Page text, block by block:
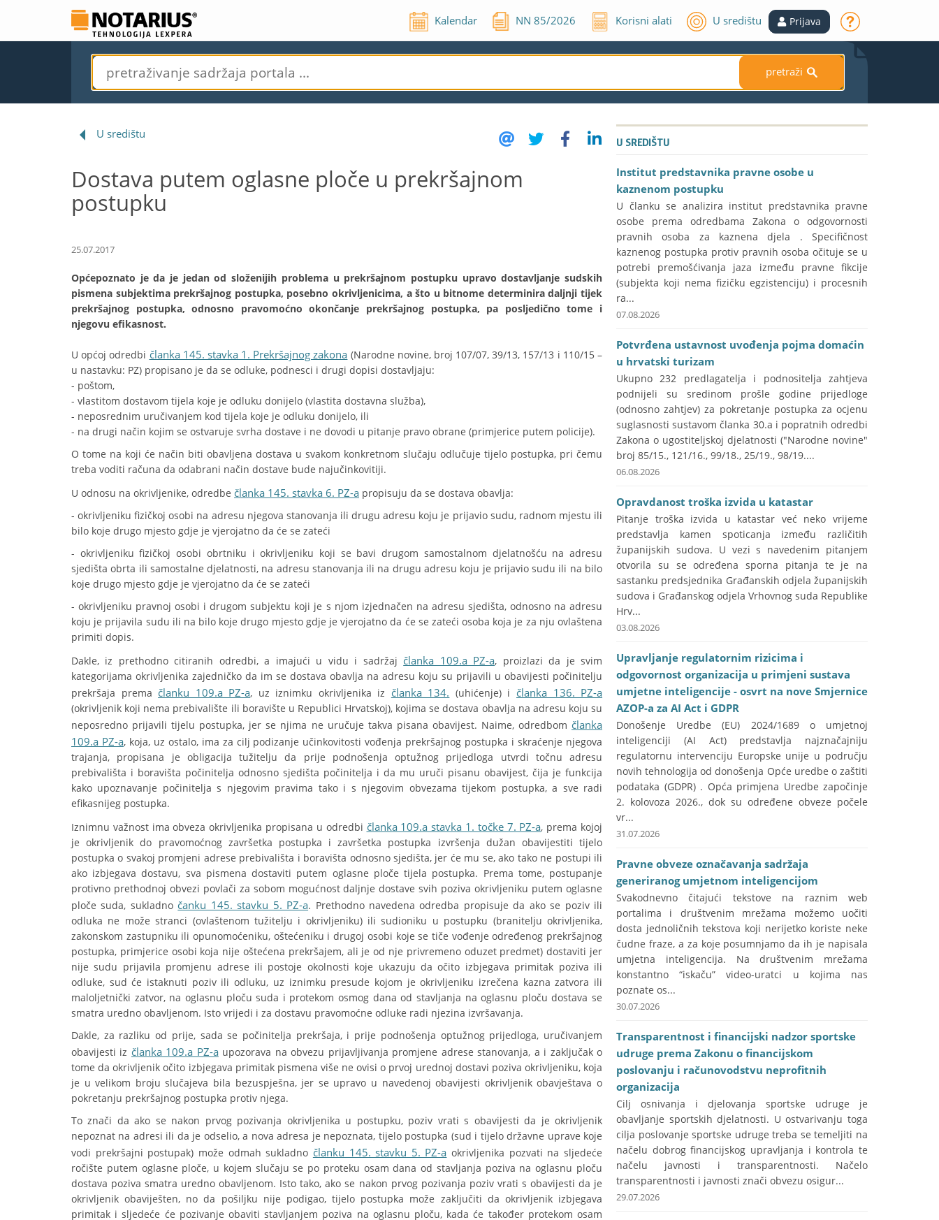
Kalendar NN85/2026 Korisni alati U središtu Prijava
pretraži S
U središtu
Dostava putem oglasne ploče u prekršajnom
postupku
25.07.2017
Općepoznato je da je jedan od složenijih problema u prekršajnom postupku upravo dostavljanje sudskih
pismena subjektima prekršajnog postupka, posebno okrivljenicima, a što u bitnome determinira daljnji tijek
prekršajnog postupka, odnosno pravomoćno okončanje prekršajnog postupka, pa posljedično tome i
njegovu efikasnost.
U općoj odredbi članka 145. stavka 1. Prekršajnog zakona (Narodne novine, broj 107/07, 39/13, 157/13 i 110/15 –
u nastavku: PZ) propisano je da se odluke, podnesci i drugi dopisi dostavljaju:
- poštom,
- vlastitom dostavom tijela koje je odluku donijelo (vlastita dostavna služba),
- neposrednim uručivanjem kod tijela koje je odluku donijelo, ili
- na drugi način kojim se ostvaruje svrha dostave i ne dovodi u pitanje pravo obrane (primjerice putem policije).
O tome na koji će način biti obavljena dostava u svakom konkretnom slučaju odlučuje tijelo postupka, pri čemu
treba voditi računa da odabrani način dostave bude najučinkovitiji.
U odnosu na okrivljenike, odredbe članka 145. stavka 6. PZ-a propisuju da se dostava obavlja:
- okrivljeniku fizičkoj osobi na adresu njegova stanovanja ili drugu adresu koju je prijavio sudu, radnom mjestu ili
bilo koje drugo mjesto gdje je vjerojatno da će se zateći
- okrivljeniku fizičkoj osobi obrtniku i okrivljeniku koji se bavi drugom samostalnom djelatnošću na adresu
sjedišta obrta ili samostalne djelatnosti, na adresu stanovanja ili na drugu adresu koju je prijavio sudu ili na bilo
koje drugo mjesto gdje je vjerojatno da će se zateći
- okrivljeniku pravnoj osobi i drugom subjektu koji je s njom izjednačen na adresu sjedišta, odnosno na adresu
koju je prijavila sudu ili na bilo koje drugo mjesto gdje je vjerojatno da će se zateći osoba koja je za nju ovlaštena
primiti dopis.
Dakle, iz prethodno citiranih odredbi, a imajući u vidu i sadržaj članka 109.a PZ-a, proizlazi da je svim
kategorijama okrivljenika zajedničko da im se dostava obavlja na adresu koju su prijavili u obavijesti počinitelju
prekršaja prema članku 109.a PZ-a, uz iznimku okrivljenika iz članka 134. (uhićenje) i članka 136. PZ-a
(okrivljenik koji nema prebivalište ili boravište u Republici Hrvatskoj), kojima se dostava obavlja na adresu koju su
neposredno prijavili tijelu postupka, jer se njima ne uručuje takva pisana obavijest. Naime, odredbom članka
109.a PZ-a, koja, uz ostalo, ima za cilj podizanje učinkovitosti vođenja prekršajnog postupka i skraćenje njegova
trajanja, propisana je obligacija tužitelju da prije podnošenja optužnog prijedloga utvrdi točnu adresu
prebivališta i boravišta počinitelja odnosno sjedišta počinitelja i da mu uruči pisanu obavijest, čija je funkcija
kako upoznavanje počinitelja s njegovim pravima tako i s njegovim obvezama tijekom postupka, a sve radi
efikasnijeg postupka.
Iznimnu važnost ima obveza okrivljenika propisana u odredbi članka 109.a stavka 1. točke 7. PZ-a, prema kojoj
je okrivljenik do pravomoćnog završetka postupka i završetka postupka izvršenja dužan obavijestiti tijelo
postupka o svakoj promjeni adrese prebivališta i boravišta odnosno sjedišta, jer će mu se, ako tako ne postupi ili
ako izbjegava dostavu, sva pismena dostaviti putem oglasne ploče tijela postupka. Prema tome, postupanje
protivno prethodnoj obvezi povlači za sobom mogućnost daljnje dostave svih poziva okrivljeniku putem oglasne
ploče suda, sukladno čanku 145. stavku 5. PZ-a. Prethodno navedena odredba propisuje da ako se poziv ili
odluka ne može stranci (ovlaštenom tužitelju i okrivljeniku) ili sudioniku u postupku (branitelju okrivljenika,
zakonskom zastupniku ili opunomoćeniku, oštećeniku i drugoj osobi koje se tiče vođenje određenog prekršajnog
postupka, primjerice osobi koja nije oštećena prekršajem, ali je od nje privremeno oduzet predmet) dostaviti jer
nije sudu prijavila promjenu adrese ili postoje okolnosti koje ukazuju da očito izbjegava primitak poziva ili
odluke, sud će istaknuti poziv ili odluku, uz iznimku presude kojom je okrivljeniku izrečena kazna zatvora ili
maloljetnički zatvor, na oglasnu ploču suda i protekom osmog dana od stavljanja na oglasnu ploču dostava se
smatra uredno obavljenom. Isto vrijedi i za dostavu pravomoćne odluke radi njezina izvršavanja.
Dakle, za razliku od prije, sada se počinitelja prekršaja, i prije podnošenja optužnog prijedloga, uručivanjem
obavijesti iz članka 109.a PZ-aupozorava na obvezu prijavljivanja promjene adrese stanovanja, a i zaključak o
tome da okrivljenik očito izbjegava primitak pismena više ne ovisi o prvoj urednoj dostavi poziva okrivljeniku, koja
je u velikom broju slučajeva bila bezuspješna, jer se upravo u navedenoj obavijesti okrivljenik obavještava o
pokretanju prekršajnog postupka protiv njega.
To znači da ako se nakon prvog pozivanja okrivljenika u postupku, poziv vrati s obavijesti da je okrivljenik
nepoznat na adresi ili da je odselio, a nova adresa je nepoznata, tijelo postupka (sud i tijelo državne uprave koje
vodi prekršajni postupak) može odmah sukladno članku 145. stavku 5. PZ-a okrivljenika pozvati na sljedeće
ročište putem oglasne ploče, u kojem slučaju se po proteku osam dana od stavljanja poziva na oglasnu ploču
dostava poziva smatra uredno obavljenom. Isto tako, ako se nakon prvog pozivanja poziv vrati s obavijesti da je
okrivljenik obaviješten, no da pošiljku nije podigao, tijelo postupka može zaključiti da okrivljenik izbjegava
primitak i sljedeće će pozivanje obaviti stavljanjem poziva na oglasnu ploču, kada će također protekom osam
U SREDIŠTU
Institut predstavnika pravne osobe u
kaznenom postupku
U članku se analizira institut predstavnika pravne
osobe prema odredbama Zakona o odgovornosti
pravnih osoba za kaznena djela . Specifičnost
kaznenog postupka protiv pravnih osoba očituje se u
potrebi premošćivanja jaza između pravne fikcije
(subjekta koji nema fizičku egzistenciju) i procesnih
ra...
07.08.2026
Potvrđena ustavnost uvođenja pojma domaćin
u hrvatski turizam
Ukupno 232 predlagatelja i podnositelja zahtjeva
podnijeli su sredinom prošle godine prijedloge
(odnosno zahtjev) za pokretanje postupka za ocjenu
suglasnosti sustavom članka 30.a i popratnih odredbi
Zakona o ugostiteljskoj djelatnosti ("Narodne novine"
broj 85/15., 121/16., 99/18., 25/19., 98/19....
06.08.2026
Opravdanost troška izvida u katastar
Pitanje troška izvida u katastar već neko vrijeme
predstavlja kamen spoticanja između različitih
županijskih sudova. U vezi s navedenim pitanjem
otvorila su se određena sporna pitanja te je na
sastanku predsjednika Građanskih odjela županijskih
sudova i Građanskog odjela Vrhovnog suda Republike
Hrv...
03.08.2026
Upravljanje regulatornim rizicima i
odgovornost organizacija u primjeni sustava
umjetne inteligencije - osvrt na nove Smjernice
AZOP-a za AI Act i GDPR
Donošenje Uredbe (EU) 2024/1689 o umjetnoj
inteligenciji (AI Act) predstavlja najznačajniju
regulatornu intervenciju Europske unije u području
novih tehnologija od donošenja Opće uredbe o zaštiti
podataka (GDPR) . Opća primjena Uredbe započinje
2. kolovoza 2026., dok su određene obveze počele
vr...
31.07.2026
Pravne obveze označavanja sadržaja
generiranog umjetnom inteligencijom
Svakodnevno čitajući tekstove na raznim web
portalima i društvenim mrežama možemo uočiti
dosta jednoličnih tekstova koji nerijetko koriste neke
čudne fraze, a za koje posumnjamo da ih je napisala
umjetna inteligencija. Na društvenim mrežama
konstantno “iskaču” video-uratci u kojima nas
poznate os...
30.07.2026
Transparentnost i financijski nadzor sportske
udruge prema Zakonu o financijskom
poslovanju i računovodstvu neprofitnih
organizacija
Cilj osnivanja i djelovanja sportske udruge je
obavljanje sportskih djelatnosti. U ostvarivanju toga
cilja poslovanje sportske udruge treba se temeljiti na
načelu dobrog financijskog upravljanja i kontrola te
načelu javnosti i transparentnosti. Načelo
transparentnosti i javnosti znači obvezu osigur...
29.07.2026